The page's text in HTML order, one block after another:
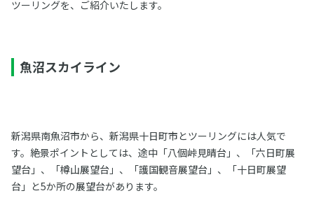
ツーリングを、ご紹介いたします。
魚沼スカイライン
新潟県南魚沼市から、新潟県十日町市とツーリングには人気で
す。絶景ポイントとしては、途中「八個峠見晴台」、「六日町展
望台」、「樽山展望台」、「護国観音展望台」、「十日町展望
台」と5か所の展望台があります。